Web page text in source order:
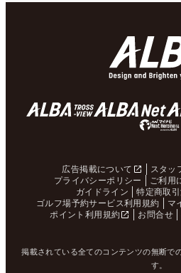
広告掲載について スタッ
プライバシーポリシー
ご利用
ガイドライン
特定商取
ゴルフ場予約サービス利用規約
マ
ポイント利用規約
お問合せ
掲載されている全てのコンテンツの無断で
す。